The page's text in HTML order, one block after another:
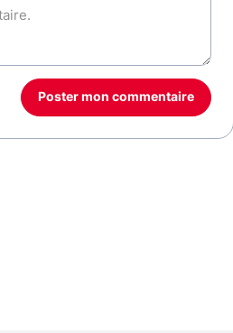
Poster mon commentaire